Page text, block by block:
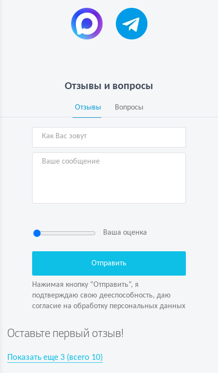
Отзывы и вопросы
Отзывы Вопросы
Ваша оценка
Нажимая кнопку “Отправить”, я
подтверждаю свою дееспособность, даю
согласие на обработку персональных данных
Оставьте первый отзыв!
Показать еще 3 (всего 10)
Нажимая кнопку “Отправить”, я
согласие на обработку персональных данных
Задайте вопрос первым!
Показать еще3(всего 10)